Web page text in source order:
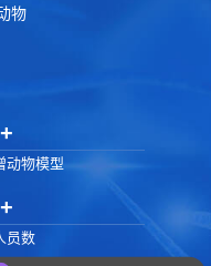
物
+
动物模型
+
员数